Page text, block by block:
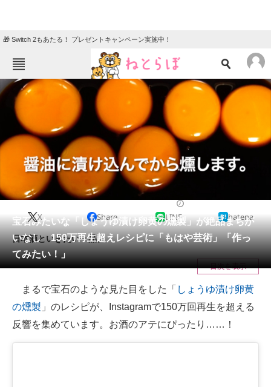
🎁 Switch 2もあたる！ プレゼントキャンペーン実施中！
ねとらぼメニュー
TOP ニュース
エンタメ クイズ
グルメ
住まい 教育・育児
動物 リサーチ
会員記事
メディア
注目記事を集めた総合ページ
ITの今と未来を見通す
スマホと通信の最新トレンド
宝石みたいな「しょうゆ漬け卵黄の燻製」が絶品まちが
いなし 150万再生超えレシピに「もはや芸術」「作っ
てみたい！」
X Share LINE hatena
日本酒といきたい一品。
目次を表示
まるで宝石のような見た目をした「 しょうゆ漬け卵黄
の燻製 」のレシピが、Instagramで150万回再生を超える
反響を集めています。お酒のアテにぴったり……！